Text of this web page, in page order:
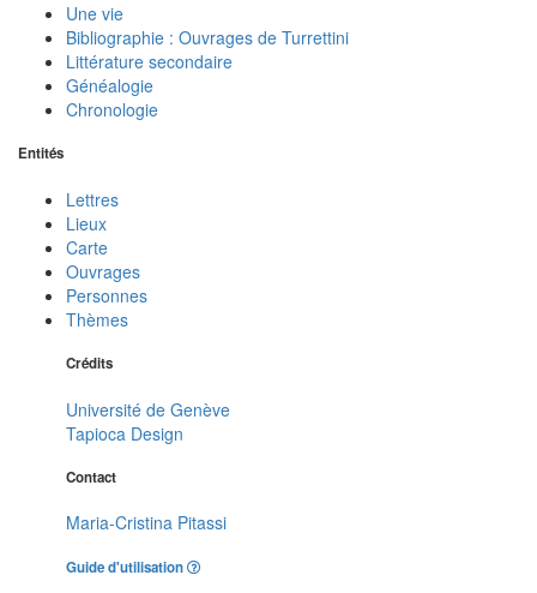
Une vie
Bibliographie : Ouvrages de Turrettini
Littérature secondaire
Généalogie
Chronologie
Entités
Lettres
Lieux
Carte
Ouvrages
Personnes
Thèmes
Crédits
Université de Genève
Tapioca Design
Contact
Maria-Cristina Pitassi
Guide d'utilisation